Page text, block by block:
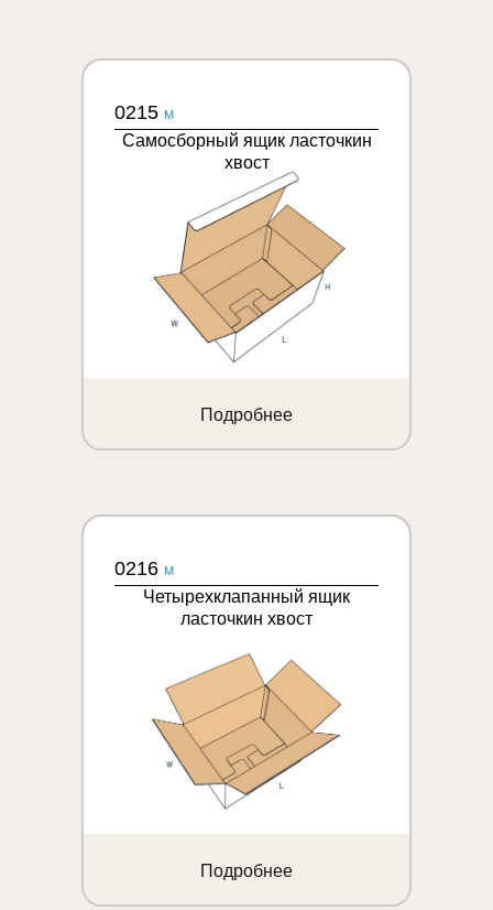
0215 M
Самосборный ящик ласточкин
хвост
Подробнее
0216 M
Четырехклапанный ящик
ласточкин хвост
Подробнее